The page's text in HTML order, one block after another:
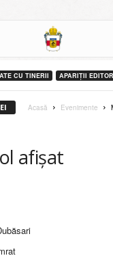
CU TINERII APARIȚII
Acasă Evenimente
afișat